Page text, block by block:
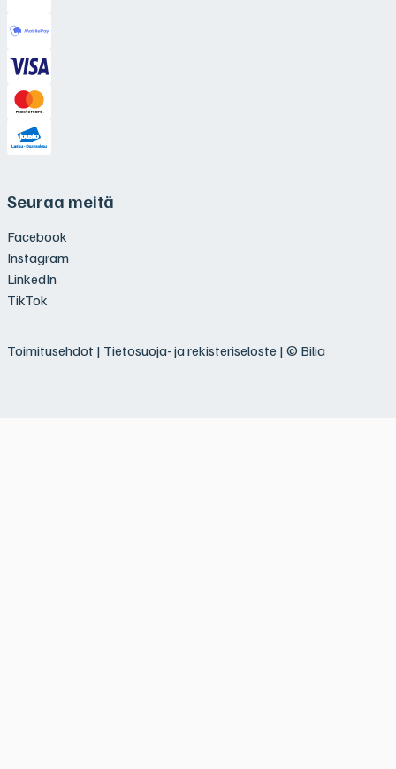
Seuraa meitä
Facebook
Instagram
LinkedIn
TikTok
Toimitusehdot | Tietosuoja- ja rekisteriseloste | © Bilia